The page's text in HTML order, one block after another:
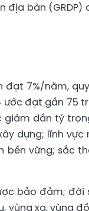
bàn (GRDP)
đạt 7%/năm,
ước đạt gần 75
dần tỷ
dựng; lĩnh
vững; sắc
bảo đảm;
vùng xa, vùng